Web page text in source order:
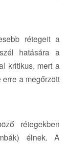
rétegeit a
hatására a
kritikus, mert a
a megőrzött
rétegekben
élnek. A